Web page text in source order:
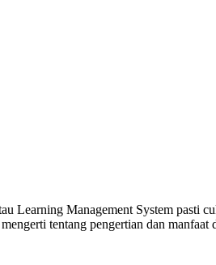
Learning Management System pasti
tentang pengertian dan manfaat